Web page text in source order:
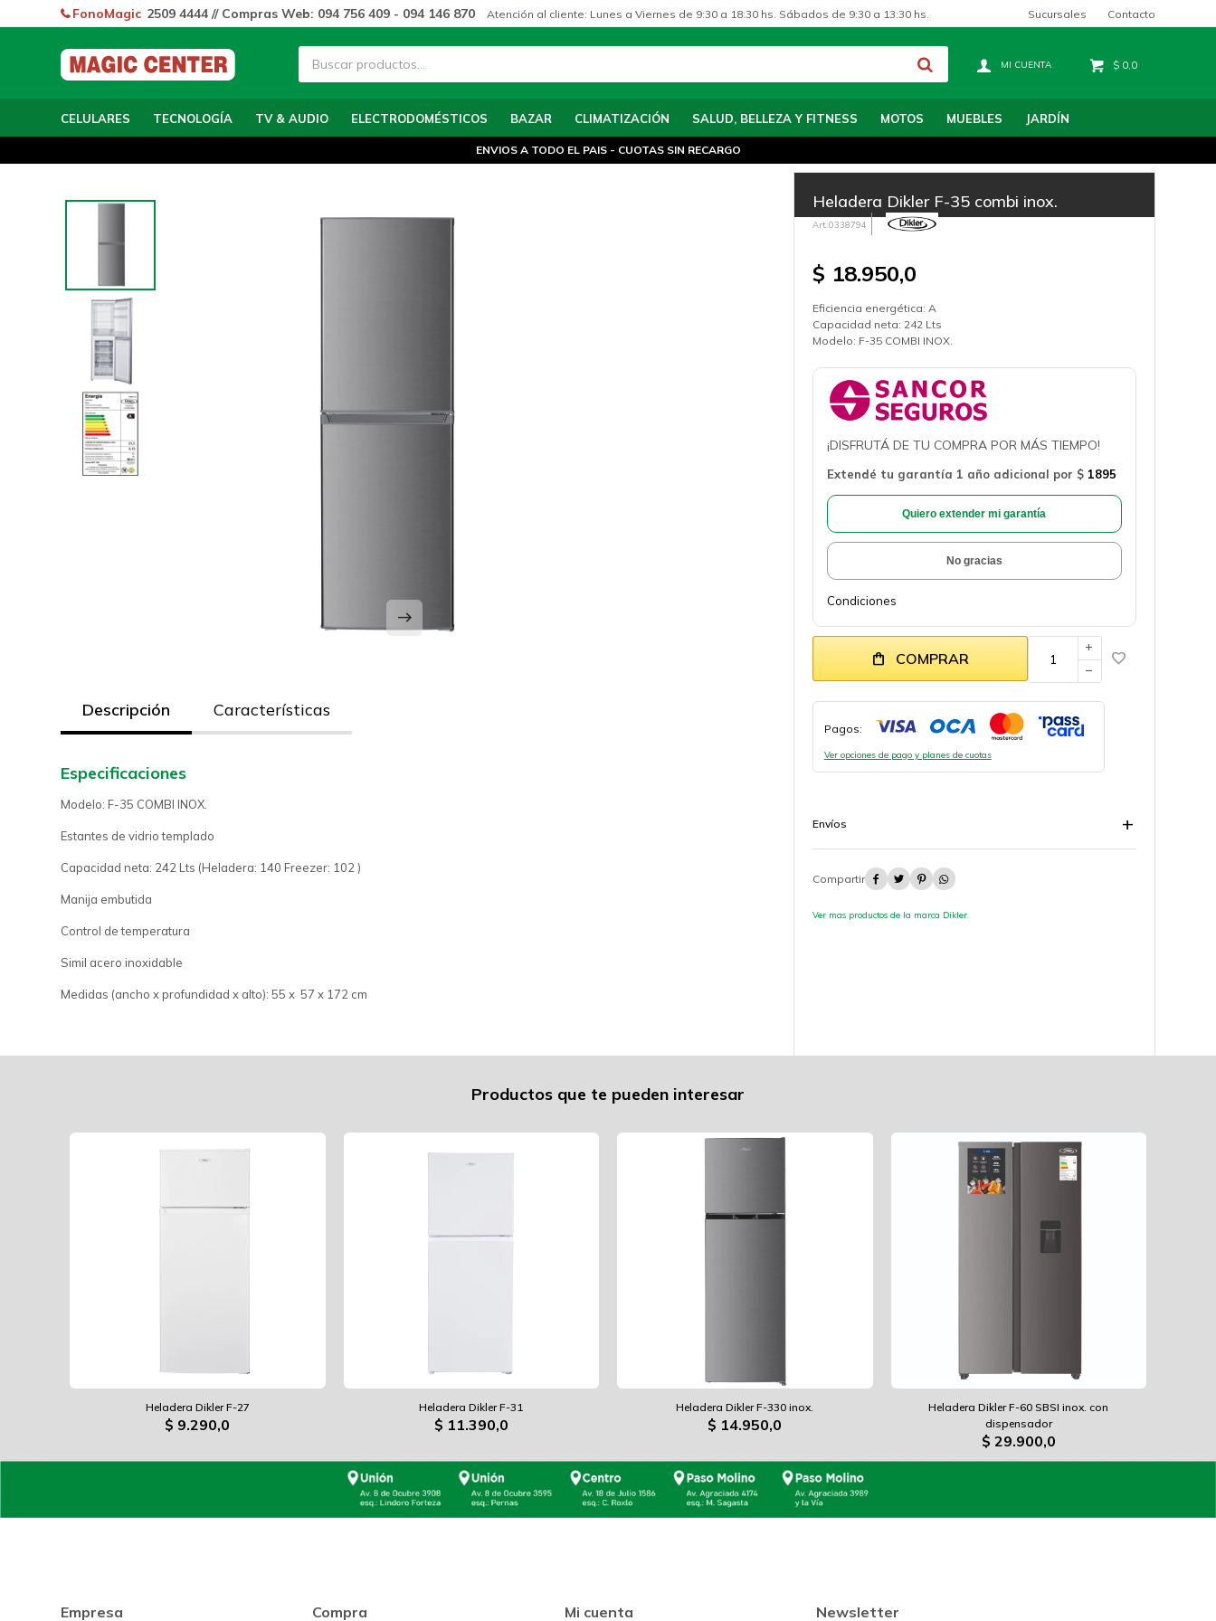
CELULARES TECNOLOGÍA TV & AUDIO ELECTRODOMÉSTICOS BAZAR CLIMATIZACIÓN SALUD, BELLEZA Y FITNESS MOTOS MUEBLES JARDÍN
$ 0,0
FonoMagic 2509 4444 // Compras Web: 094 756 409 - 094 146 870 Atención al cliente: Lunes a Viernes de 9:30 a 18:30 hs. Sábados de 9:30 a 13:30 hs. Sucursales Contacto
ENVIOS A TODO EL PAIS - CUOTAS SIN RECARGO
Heladera Dikler F-35 combi inox.
0338794
$ 18.950,0
Eficiencia energética: A
Capacidad neta: 242 Lts
Modelo: F-35 COMBI INOX.
¡DISFRUTÁ DE TU COMPRA POR MÁS TIEMPO!
Extendé tu garantía 1 año adicional por $ 1895
Quiero extender mi garantía
No gracias
Condiciones
COMPRAR
add
remove
Pagos:
Ver opciones de pago y planes de cuotas
Envíos
   
Ver mas productos de la marca Dikler
Descripción Características
Especificaciones
Modelo: F-35 COMBI INOX.
Estantes de vidrio templado
Capacidad neta: 242 Lts (Heladera: 140 Freezer: 102 )
Manija embutida
Control de temperatura
Simil acero inoxidable
Medidas (ancho x profundidad x alto): 55 x 57 x 172 cm
Productos que te pueden interesar
Heladera Dikler F-27
$ 9.290,0
Heladera Dikler F-31
$ 11.390,0
Heladera Dikler F-330 inox.
$ 14.950,0
Heladera Dikler F-60 SBSI inox. con
dispensador
$ 29.900,0
Empresa Compra Mi cuenta Newsletter